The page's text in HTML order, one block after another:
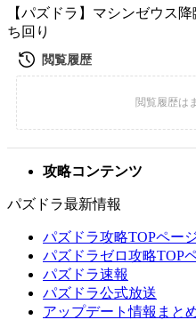
【パズドラ】マシンゼウス
ち回り
攻略コンテンツ
パズドラ最新情報
パズドラ攻略TOPペー
パズドラゼロ攻略TOP
パズドラ速報
パズドラ公式放送
アップデート情報まと